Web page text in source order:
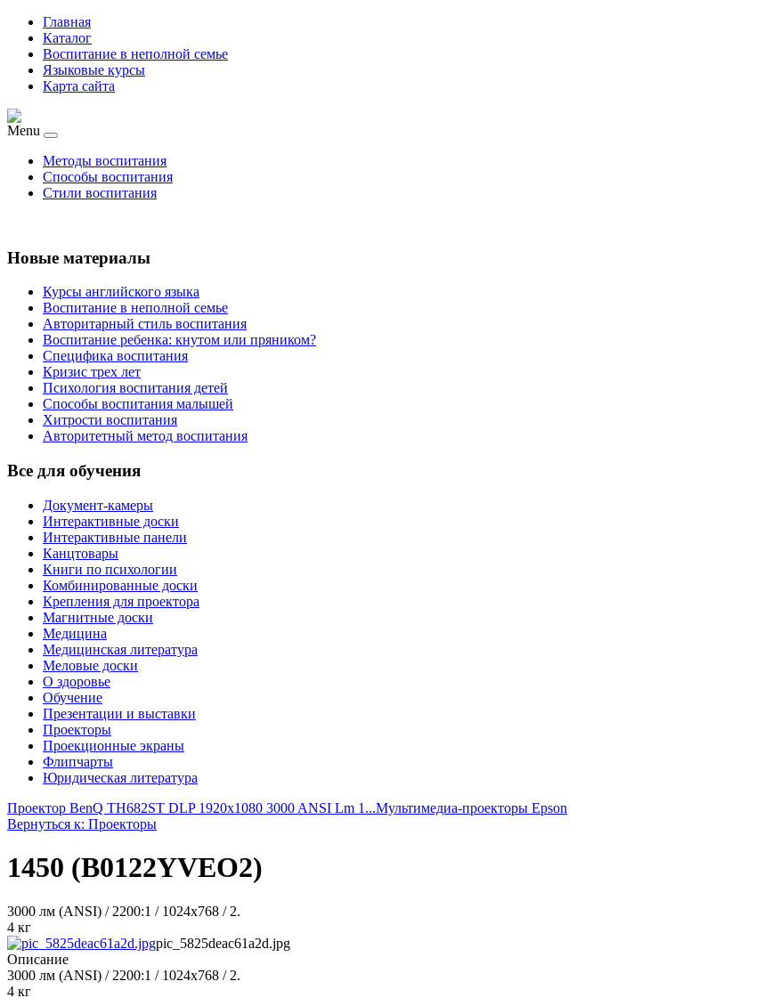
Главная
Каталог
Воспитание в неполной семье
Языковые курсы
Карта сайта
Menu
Методы воспитания
Способы воспитания
Стили воспитания
Новые материалы
Курсы английского языка
Воспитание в неполной семье
Авторитарный стиль воспитания
Воспитание ребенка: кнутом или пряником?
Специфика воспитания
Кризис трех лет
Психология воспитания детей
Способы воспитания малышей
Хитрости воспитания
Авторитетный метод воспитания
Все для обучения
Документ-камеры
Интерактивные доски
Интерактивные панели
Канцтовары
Книги по психологии
Комбинированные доски
Крепления для проектора
Магнитные доски
Медицина
Медицинская литература
Меловые доски
О здоровье
Обучение
Презентации и выставки
Проекторы
Проекционные экраны
Флипчарты
Юридическая литература
Проектор BenQ TH682ST DLP 1920x1080 3000 ANSI Lm 1...Мультимедиа-проекторы Epson
Вернуться к: Проекторы
1450 (B0122YVEO2)
3000 лм (ANSI) / 2200:1 / 1024x768 / 2.
4 кг
pic_5825deac61a2d.jpg
Описание
3000 лм (ANSI) / 2200:1 / 1024x768 / 2.
4 кг